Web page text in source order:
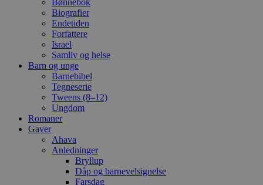
Bønnebok
Biografier
Endetiden
Forfattere
Israel
Samliv og helse
Barn og unge
Barnebibel
Tegneserie
Tweens (8–12)
Ungdom
Romaner
Gaver
Ahava
Anledninger
Bryllup
Dåp og barnevelsignelse
Farsdag